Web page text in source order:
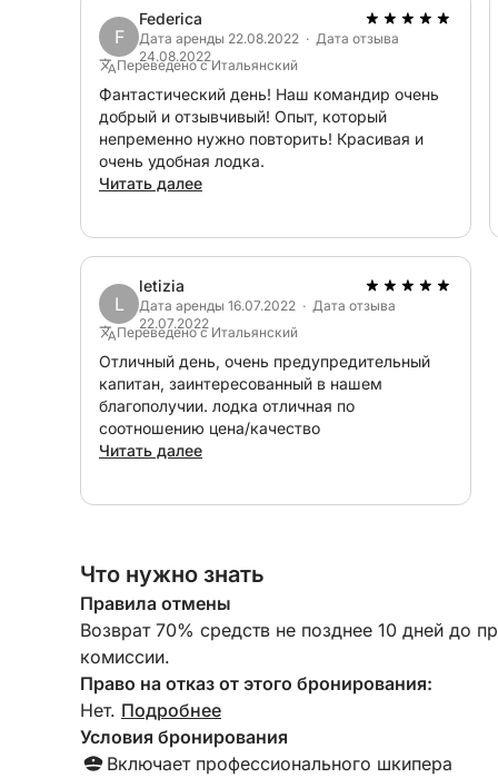
- Огромной солнечной палубой
- Душем
- Большой пляжной зоной
- Гидравлическим трапом
Ее впечатляющая солнечная палуба и
настоящего хищника морей, всегда были
Судно доступно для чартера:
ЕЖЕДНЕВНО -> максимум 10 гостей + капитан
НОЧЛЕГ -> максимум 6 гостей + капитан
Капитан обладает большим опытом, особенно
предложить вам морские путешествия по
- Весло/SUP 35 евро
- Маски (4 шт.) 20 евро
- Пляжные полотенца (1 шт.) 5 евро
- Продукты питания по меню
Цена не включает:
- Услуги шкипера
- Топливо
F
Federica
Дата аренды 22.08.2022 · Дата отзыва
24.08.2022
Переведено с Итальянский
Фантастический день! Наш командир очень
добрый и отзывчивый! Опыт, который
непременно нужно повторить! Красивая и
очень удобная лодка.
Читать далее
L
letizia
Дата аренды 16.07.2022 · Дата отзыва
22.07.2022
Переведено с Итальянский
Отличный день, очень предупредительный
капитан, заинтересованный в нашем
благополучии. лодка отличная по
соотношению цена/качество
Читать далее
Что нужно знать
Правила отмены
Возврат 70% средств не позднее 10 дней до
комиссии.
Право на отказ от этого бронирования:
Нет. Подробнее
Условия бронирования
Включает профессионального шкипера